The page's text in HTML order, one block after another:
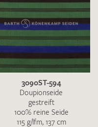
3090ST-594
Doupionseide
gestreift
100% reine Seide
115 g/lfm, 137 cm